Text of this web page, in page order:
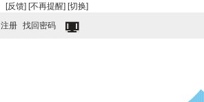
[反馈] [不再提醒] [切换]
注册 找回密码